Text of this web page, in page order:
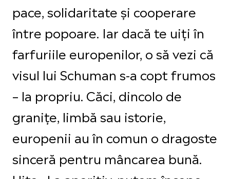
pace, solidaritate și cooperare
între popoare. Iar dacă te uiți în
farfuriile europenilor, o să vezi că
visul lui Schuman s-a copt frumos
– la propriu. Căci, dincolo de
granițe, limbă sau istorie,
europenii au în comun o dragoste
sinceră pentru mâncarea bună.